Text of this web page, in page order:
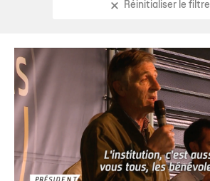
Réinitialiser le filtre